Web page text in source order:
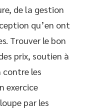
de la gestion
qu’en ont
Trouver le bon
prix, soutien à
les
exercice
par les